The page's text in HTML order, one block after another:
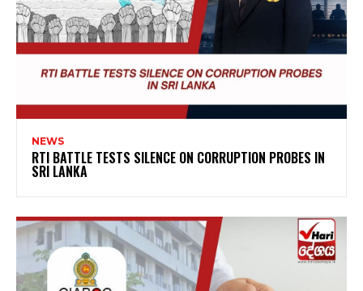
NEWS
RTI BATTLE TESTS SILENCE ON CORRUPTION PROBES IN
SRI LANKA